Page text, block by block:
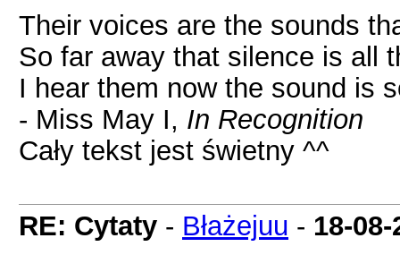
Their voices are the sounds
So far away that silence is all
I hear them now the sound is
- Miss May I, In Recognition
Cały tekst jest świetny ^^
RE: Cytaty - Błażejuu - 18-08-